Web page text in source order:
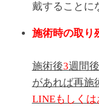
戴することに
施術時の取り
施術後3週間
があれば再施
LINEもしく